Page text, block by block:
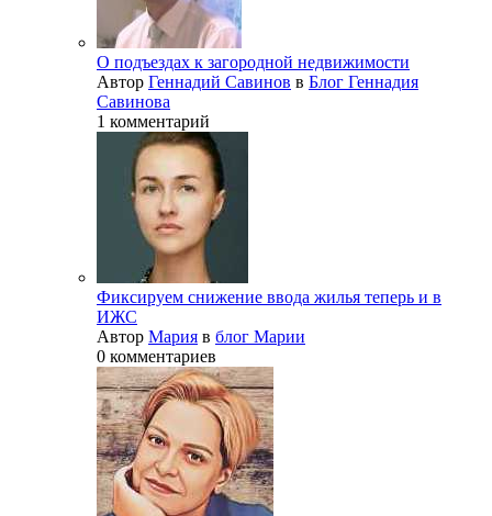
О подъездах к загородной недвижимости
Автор Геннадий Савинов в Блог Геннадия
Савинова
1 комментарий
Фиксируем снижение ввода жилья теперь и в
ИЖС
Автор Мария в блог Марии
0 комментариев